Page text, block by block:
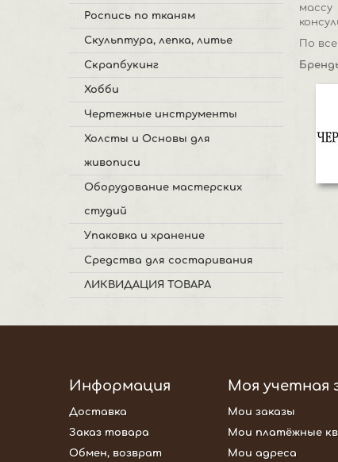
Роспись по тканям
Скульптура, лепка, литье
Скрапбукинг
Хобби
Чертежные инструменты
Холсты и Основы для
живописи
Оборудование мастерских
студий
Упаковка и хранение
Средства для состаривания
ЛИКВИДАЦИЯ ТОВАРА
По
Информация
Доставка
Заказ товара
Обмен, возврат
Моя учетная
Мои заказы
Мои платёжные
Мои адреса